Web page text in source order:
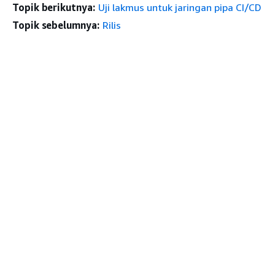
Topik berikutnya: Uji lakmus untuk jaringan pipa CI/CD
Topik sebelumnya: Rilis